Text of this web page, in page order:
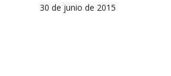
30 de junio de 2015